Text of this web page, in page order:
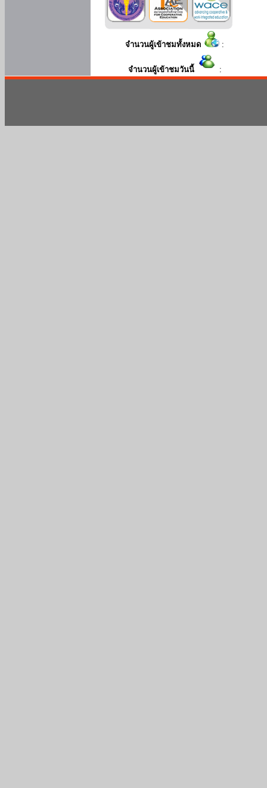
จำนวนผู้เข้าชมทั้งหมด :
จำนวนผู้เข้าชมวันนี้ :